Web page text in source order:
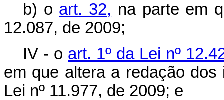
b) o art. 32, na parte em
12.087, de 2009;
IV - o art. 1º da Lei nº
em que altera a redação
Lei nº 11.977, de 2009; e